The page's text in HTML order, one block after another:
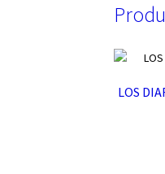
LOS